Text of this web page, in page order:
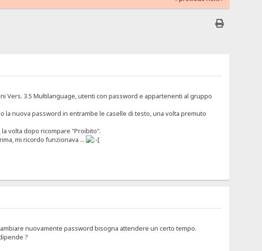
Vers. 3.5 Multilanguage, utenti con password e appartenenti al gruppo
la nuova password in entrambe le caselle di testo, una volta premuto
volta dopo ricompare "Proibito".
mi ricordo funzionava ...
nuovamente password bisogna attendere un certo tempo.
?